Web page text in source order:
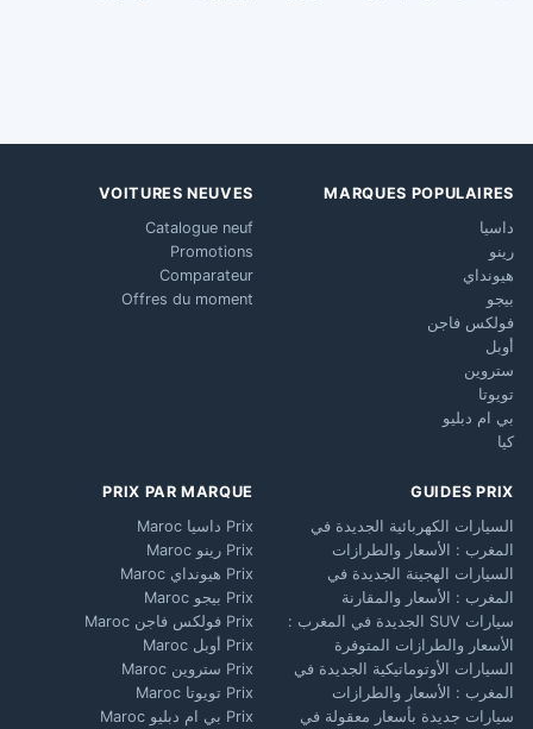
MARQUES POPULAIRES
داسيا
رينو
هيونداي
بيجو
فولكس فاجن
أوبل
ستروين
تويوتا
بي ام دبليو
كيا
VOITURES NEUVES
Catalogue neuf
Promotions
Comparateur
Offres du moment
GUIDES PRIX
السيارات الكهربائية الجديدة في
المغرب : الأسعار والطرازات
السيارات الهجينة الجديدة في
المغرب : الأسعار والمقارنة
سيارات SUV الجديدة في المغرب :
الأسعار والطرازات المتوفرة
السيارات الأوتوماتيكية الجديدة في
المغرب : الأسعار والطرازات
سيارات جديدة بأسعار معقولة في
PRIX PAR MARQUE
Prix داسيا Maroc
Prix رينو Maroc
Prix هيونداي Maroc
Prix بيجو Maroc
Prix فولكس فاجن Maroc
Prix أوبل Maroc
Prix ستروين Maroc
Prix تويوتا Maroc
Prix بي ام دبليو Maroc